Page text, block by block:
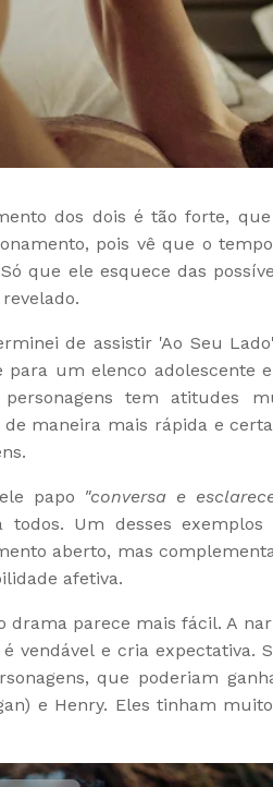
dos dois é tão forte,
pois vê que o
que ele esquece das
de assistir 'Ao Seu
para um elenco adolescente
personagens tem atitudes
de maneira mais rápida e
papo "conversa e
todos. Um desses
aberto, mas
afetiva.
drama parece mais fácil. A
vendável e cria expectativa.
que poderiam
e Henry. Eles tinham